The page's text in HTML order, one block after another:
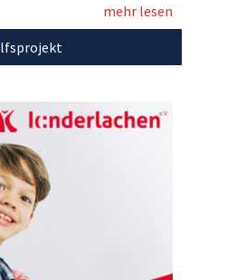
Auktion unterstützen wir
mehr lesen